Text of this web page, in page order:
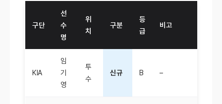
구단
선
수
명
위
치
구분
등
급
비고
KIA
임
기
영
투
수
신규 B –